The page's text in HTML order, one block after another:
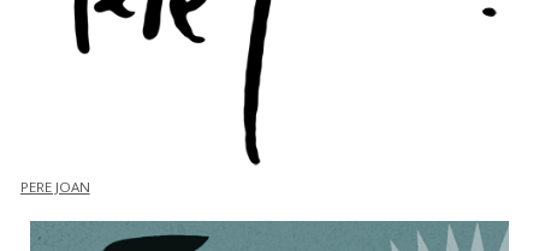
PERE JOAN